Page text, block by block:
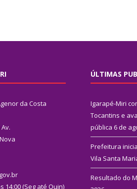
da Costa
14:00 (Seg até Quin)
ÚLTIMAS
Igarapé-Miri
Tocantins e
pública 6 de
Prefeitura
Vila Santa
Resultado do